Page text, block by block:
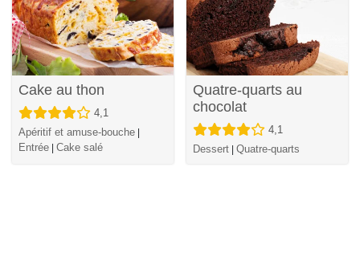
Cake au thon
4,1
Apéritif et amuse-bouche |
Entrée | Cake salé
Quatre-quarts au
chocolat
4,1
Dessert | Quatre-quarts